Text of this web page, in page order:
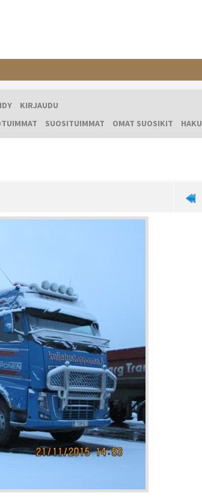
KIRJAUDU
SUOSITUIMMAT OMAT SUOSIKIT HAKU